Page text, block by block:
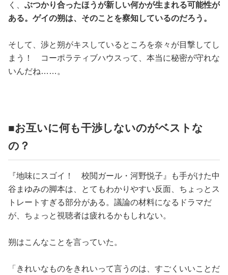
く、 ぶつかり合ったほうが新しい何かが生まれる可能性が
ある。ゲイの朔は、そのことを察知しているのだろう。
そして、渉と朔がキスしているところを奈々が目撃してし
まう！ コーポラティブハウスって、本当に秘密が守れな
いんだね……。
■お互いに何も干渉しないのがベストな
の？
『地味にスゴイ！ 校閲ガール・河野悦子』も手がけた中
谷まゆみの脚本は、とてもわかりやすい反面、ちょっとス
トレートすぎる部分がある。議論の材料になるドラマだ
が、ちょっと視聴者は疲れるかもしれない。
朔はこんなことを言っていた。
「きれいなものをきれいって言うのは、すごくいいことだ